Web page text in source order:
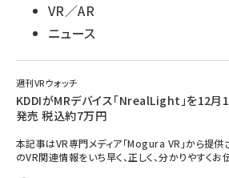
VR／AR
ニュース
週刊VRウォッチ
KDDIがMRデバイス「NrealLight」を12月
発売 税込約7万円
本記事はVR専門メディア「Mogura VR」から提供
のVR関連情報をいち早く、正しく、分かりやすくお